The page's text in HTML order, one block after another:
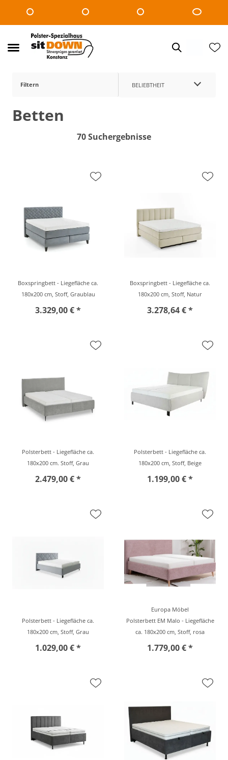
Filtern BELIEBTHEIT
Betten
70 Suchergebnisse
Boxspringbett - Liegefläche ca.
180x200 cm, Stoff, Graublau
3.329,00 € *
Boxspringbett - Liegefläche ca.
180x200 cm, Stoff, Natur
3.278,64 € *
Polsterbett - Liegefläche ca.
180x200 cm. Stoff, Grau
2.479,00 € *
Polsterbett - Liegefläche ca.
180x200 cm, Stoff, Beige
1.199,00 € *
Polsterbett - Liegefläche ca.
180x200 cm, Stoff, Grau
1.029,00 € *
Europa Möbel
Polsterbett EM Malo - Liegefläche
ca. 180x200 cm, Stoff, rosa
1.779,00 € *